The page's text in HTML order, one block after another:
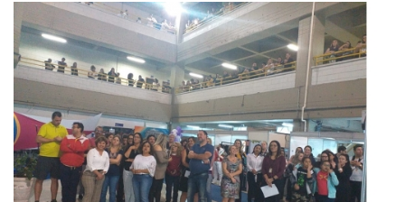
VESTIBULAR
INSCREVA-SE
TRANSFERÊNCIA
SEGUNDA GRADUAÇÃO